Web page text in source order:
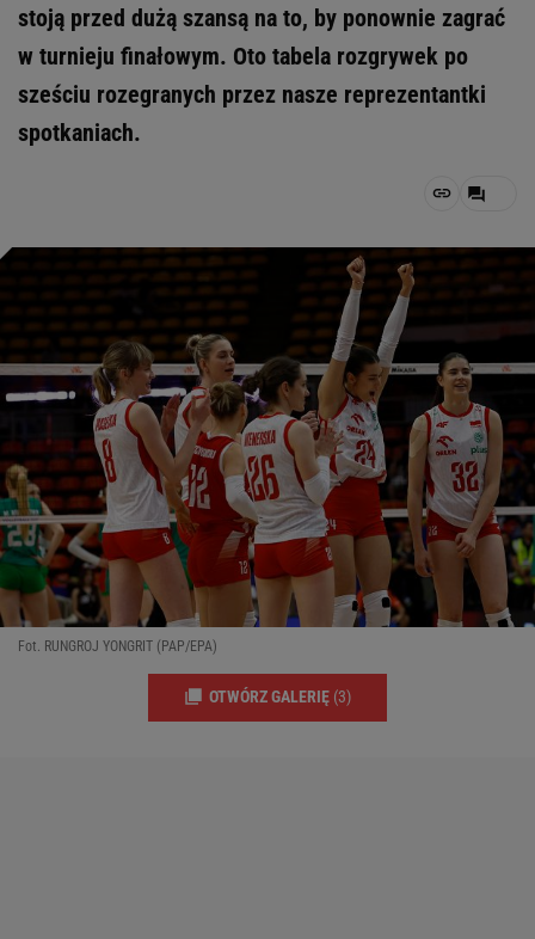
stoją przed dużą szansą na to, by ponownie zagrać
w turnieju finałowym. Oto tabela rozgrywek po
sześciu rozegranych przez nasze reprezentantki
spotkaniach.
Fot. RUNGROJ YONGRIT (PAP/EPA)
OTWÓRZ GALERIĘ (3)